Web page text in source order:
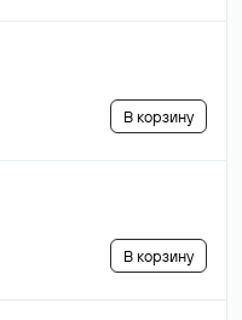
В корзину
В корзину